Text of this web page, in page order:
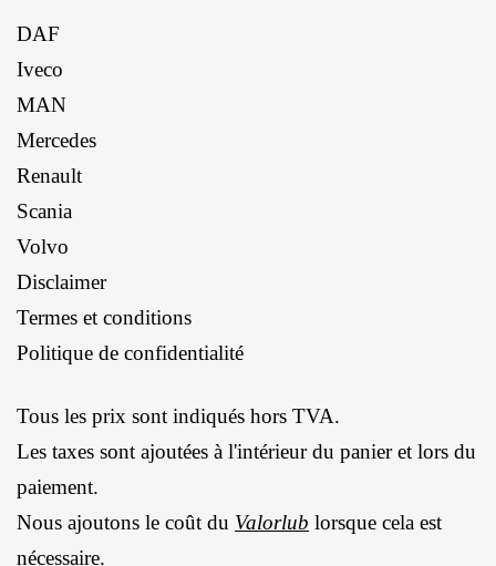
DAF
Iveco
MAN
Mercedes
Renault
Scania
Volvo
Disclaimer
Termes et conditions
Politique de confidentialité
Tous les prix sont indiqués hors TVA.
Les taxes sont ajoutées à l'intérieur du panier et lors du
paiement.
Nous ajoutons le coût du Valorlub lorsque cela est
nécessaire.